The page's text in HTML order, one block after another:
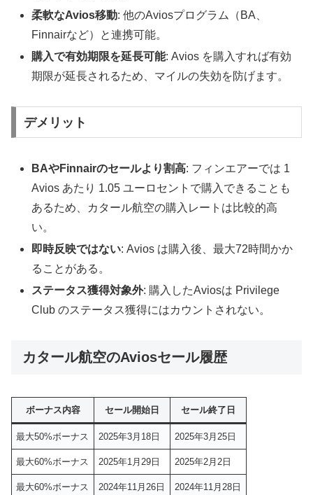
柔軟なAvios移動: 他のAviosプログラム（BA、
Finnairなど）と連携可能。
購入で有効期限を延長可能: Avios を購入すれば有効
期限が延長されるため、マイルの失効を防げます。
デメリット
BAやFinnairのセールより割高: フィンエアーでは 1
Avios あたり 1.05 ユーロセントで購入できることも
あるため、カタール航空の購入レートは比較的高
い。
即時反映ではない: Avios は購入後、最大72時間かか
ることがある。
ステータス獲得対象外: 購入したAviosは Privilege
Club のステータス獲得にはカウントされない。
カタール航空のAviosセール履歴
ボーナス内容 セール開始日 セール終了日
最大50%ボーナス 2025年3月18日 2025年3月25日
最大60%ボーナス 2025年1月29日 2025年2月2日
最大60%ボーナス 2024年11月26日 2024年11月28日